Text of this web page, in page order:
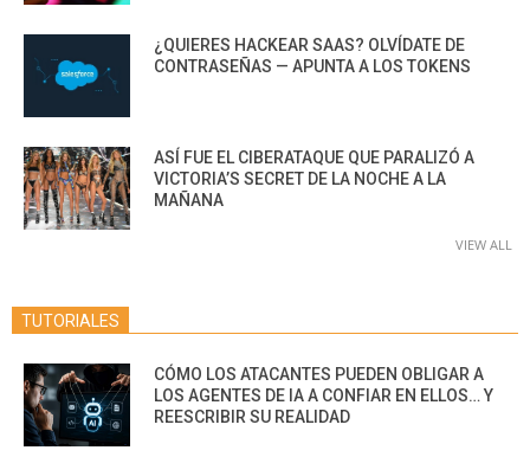
¿QUIERES HACKEAR SAAS? OLVÍDATE DE
CONTRASEÑAS — APUNTA A LOS TOKENS
ASÍ FUE EL CIBERATAQUE QUE PARALIZÓ A
VICTORIA’S SECRET DE LA NOCHE A LA
MAÑANA
VIEW ALL
TUTORIALES
CÓMO LOS ATACANTES PUEDEN OBLIGAR A
LOS AGENTES DE IA A CONFIAR EN ELLOS… Y
REESCRIBIR SU REALIDAD